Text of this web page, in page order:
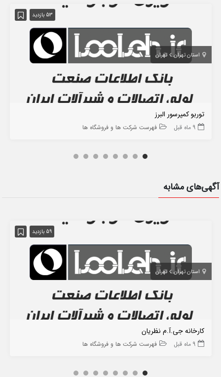
53 بازدید
استان تهران تهران
توربو کمپرسور البرز
9 ماه قبل فهرست شرکت ها و فروشگاه ها
آگهی‌های مشابه
59 بازدید
استان تهران تهران
کارخانه جی.آ.م نظریان
9 ماه قبل فهرست شرکت ها و فروشگاه ها